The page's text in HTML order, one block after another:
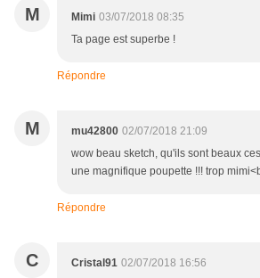
M Mimi 03/07/2018 08:35
Ta page est superbe !
Répondre
M mu42800 02/07/2018 21:09
wow beau sketch, qu'ils sont beaux
une magnifique poupette !!! trop
Répondre
C Cristal91 02/07/2018 16:56